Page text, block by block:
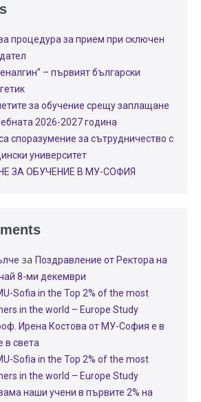
процедура за прием при сключен
– първият български
за обучение срещу заплащане
2026-2027 година
споразумение за сътрудничество с
университет
ЗА ОБУЧЕНИЕ В МУ-СОФИЯ
за Поздравление от Ректора на
8-ми декември
Sofia in the Top 2% of the most
in the world – Europe Study
Ирена Костова от МУ-София е в
в света
Sofia in the Top 2% of the most
in the world – Europe Study
наши учени в първите 2% на